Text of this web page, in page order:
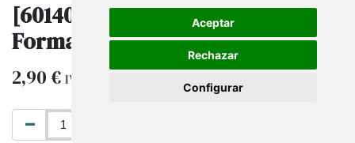
Aceptar
Rechazar
Configurar
[6014030] Etiqueta Troquelada
Forma Cuadrada 5X5Cm
2,90€ IVA excluido